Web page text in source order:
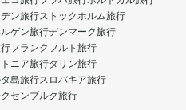
ン旅行ストックホルム旅行
ゲン旅行デンマーク旅行
フランクフルト旅行
ニア旅行タリン旅行
島旅行スロバキア旅行
センブルク旅行